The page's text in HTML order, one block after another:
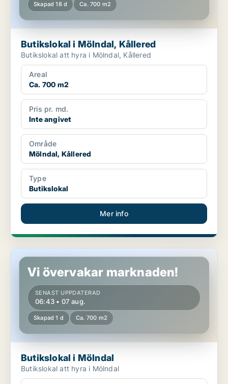
Skapad 18 d Ca. 700 m2
Butikslokal i Mölndal, Kållered
Butikslokal att hyra i Mölndal, Kållered
Areal
Ca. 700 m2
Pris pr. md.
Inte angivet
Område
Mölndal, Kållered
Type
Butikslokal
Mer info
Butikslokal i Mölndal
Vi övervakar marknaden!
SENAST UPPDATERAD
06:43 • 07 aug.
Skapad 1 d Ca. 700 m2
Butikslokal i Mölndal
Butikslokal att hyra i Mölndal